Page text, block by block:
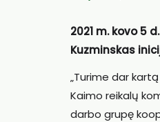
2021 m. kovo 5
Kuzminskas
„Turime dar
Kaimo reikalų
darbo grupę